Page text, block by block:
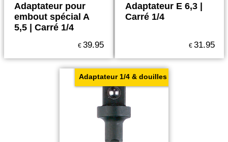
Adaptateur pour
embout spécial A
5,5 | Carré 1/4
€ 39.95
Adaptateur E 6,3 |
Carré 1/4
€ 31.95
Adaptateur 1/4 & douilles